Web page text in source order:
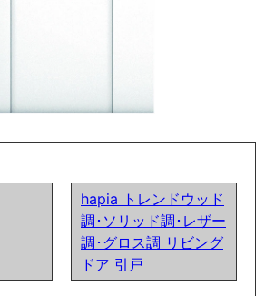
hapia トレンドウッド
調･ソリッド調･レザー
調･グロス調 リビング
ドア 引戸